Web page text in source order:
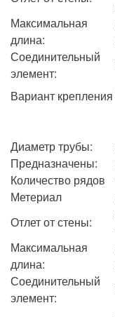
Максимальная
длина:
Соединительный
элемент:
Вариант крепления
Диаметр трубы:
Предназначены:
Количество рядов
Метериал
Отлет от стены:
Максимальная
длина:
Соединительный
элемент: